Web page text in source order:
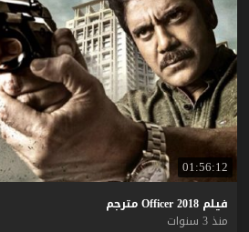
01:56:12
فيلم Officer 2018
مترجم
منذ 3 سنوات